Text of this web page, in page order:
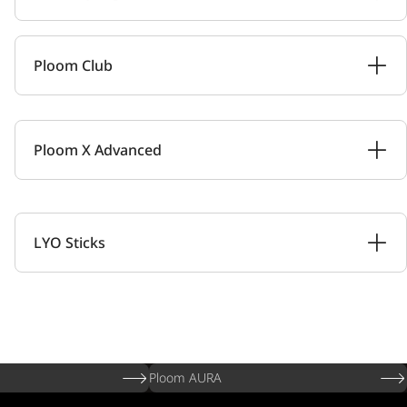
Ploom Club
Ploom X Advanced
LYO Sticks
Ploom AURA